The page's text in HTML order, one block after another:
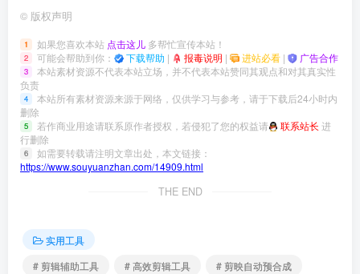
© 版权声明
1 如果您喜欢本站 点击这儿 多帮忙宣传本站！
2 可能会帮助到你： 下载帮助 | 报毒说明 | 进站必看 | 广告合作
3
本站素材资源不代表本站立场，并不代表本站赞同其观点和对其真实性
负责
4
本站所有素材资源来源于网络，仅供学习与参考，请于下载后24小时内
删除
5 若作商业用途请联系原作者授权，若侵犯了您的权益请 联系站长 进
行删除
6
如需要转载请注明文章出处，本文链接：
https://www.souyuanzhan.com/14909.html
THE END
实用工具
# 剪辑辅助工具
# 高效剪辑工具
# 剪映自动预合成